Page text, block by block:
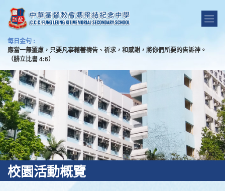
每日金句 :
應當一無罣慮，只要凡事藉著禱告、祈求，和感謝，將你們所要的告訴神。
（腓立比書 4:6）
校園活動概覽